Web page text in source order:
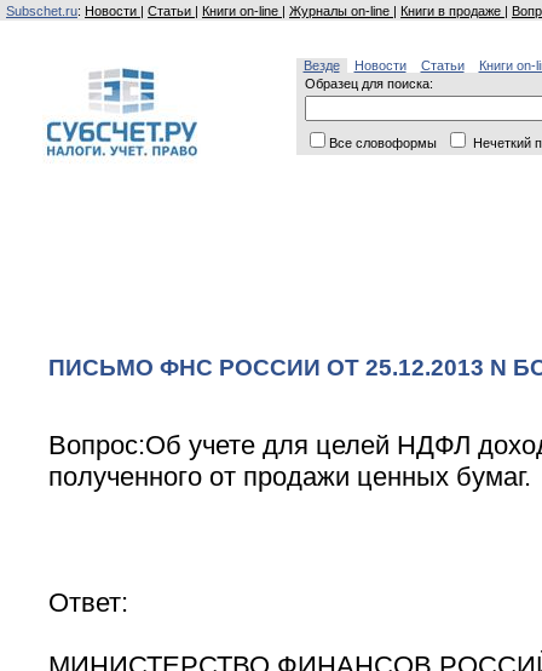
Subschet.ru: Новости | Статьи | Книги on-line | Журналы on-line | Книги в продаже |
Везде Новости Статьи
Книги on-
Образец для поиска:
Все словоформы Нечеткий
ПИСЬМО ФНС РОССИИ ОТ 25.12.2013 N
Вопрос:Об учете для целей НДФЛ
полученного от продажи ценных бумаг.
Ответ: